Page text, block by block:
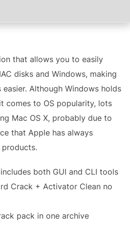
that allows you to easily
disks and Windows, making
Although Windows holds
comes to OS popularity, lots
Mac OS X, probably due to
that Apple has always
both GUI and CLI tools
Crack + Activator Clean no
pack in one archive